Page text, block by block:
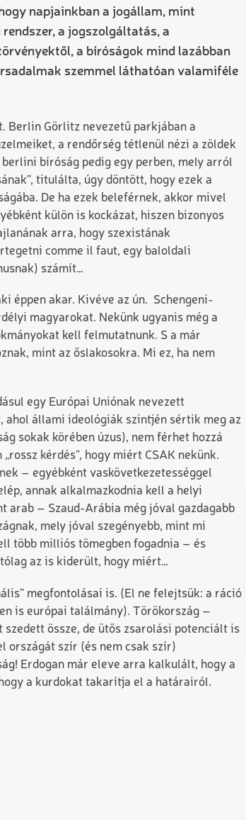
napjainkban a jogállam, mint
a jogszolgáltatás, a
a bíróságok mind lazábban
szemmel láthatóan valamiféle
Berlin Görlitz nevezetű parkjában a
a rendőrség tétlenül nézi a zöldek
bíróság pedig egy perben, mely arról
titulálta, úgy döntött, hogy ezek a
De ha ezek beleférnek, akkor mivel
külön is kockázat, hiszen bizonyos
arra, hogy szexistának
comme il faut, egy baloldali
számít…
éppen akar. Kivéve az ún. Schengeni-
magyarokat. Nekünk ugyanis még a
kell felmutatnunk. S a már
mint az őslakosokra. Mi ez, ha nem
egy Európai Uniónak nevezett
állami ideológiák szintjén sértik meg az
sokak körében úzus), nem férhet hozzá
kérdés”, hogy miért CSAK nekünk.
– egyébként vaskövetkezetességgel
annak alkalmazkodnia kell a helyi
arab – Szaud-Arábia még jóval gazdagabb
mely jóval szegényebb, mint mi
több milliós tömegben fogadnia – és
az is kiderült, hogy miért…
megfontolásai is. (El ne felejtsük: a ráció
is európai találmány). Törökország –
össze, de ütős zsarolási potenciált is
országát szír (és nem csak szír)
Erdogan már eleve arra kalkulált, hogy a
a kurdokat takarítja el a határairól.